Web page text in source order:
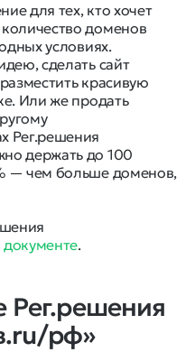
для тех, кто хочет
доменов
условиях.
сделать сайт
красивую
Или же продать
Рег.решения
держать до 100
— чем больше доменов,
документе.
Рег.решения
рф»